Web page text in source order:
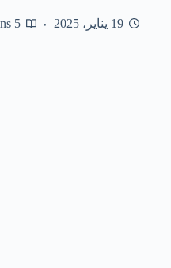
19 يناير، 2025 5 mins